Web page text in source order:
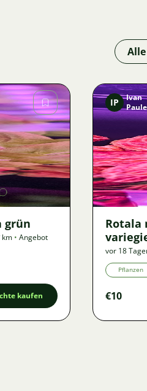
grün
km • Angebot
kaufen
IP
Ivan
Paule
Rotala
vor 18
Pflanzen
€10